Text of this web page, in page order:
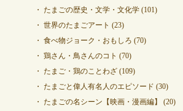
たまごの歴史・文学・文化学(101)
世界のたまごアート (23)
食べ物ジョーク・おもしろ (70)
鶏さん・鳥さんのコト (70)
たまご・鶏のことわざ(109)
たまごと偉人有名人のエピソード (30)
たまごの名シーン【映画・漫画編】
(20)